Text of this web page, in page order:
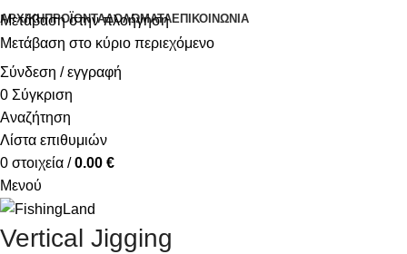
Μετάβαση στην πλοήγηση
Μετάβαση στο κύριο περιεχόμενο
ΑΡΧΙΚΉΠΡΟΪΌΝΤΑΔΟΛΏΜΑΤΑΕΠΙΚΟΙΝΩΝΊΑ
Σύνδεση / εγγραφή
0 Σύγκριση
Αναζήτηση
Λίστα επιθυμιών
0 στοιχεία / 0.00 €
Μενού
Vertical Jigging